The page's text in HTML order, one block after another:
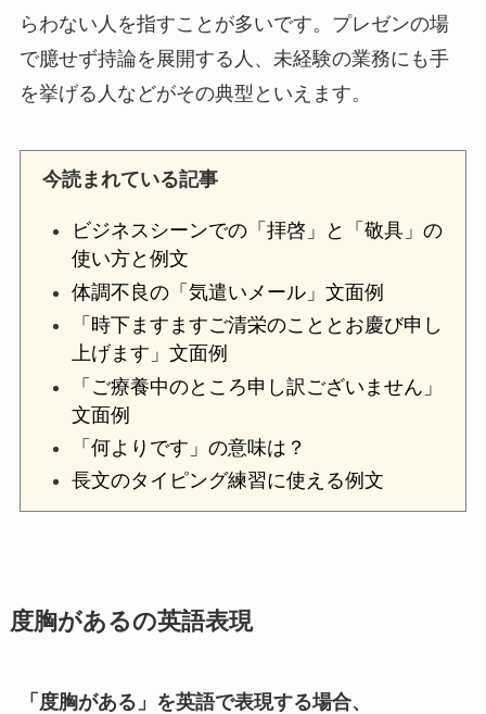
らわない人を指すことが多いです。プレゼンの場
で臆せず持論を展開する人、未経験の業務にも手
を挙げる人などがその典型といえます。
今読まれている記事
ビジネスシーンでの「拝啓」と「敬具」の
使い方と例文
体調不良の「気遣いメール」文面例
「時下ますますご清栄のこととお慶び申し
上げます」文面例
「ご療養中のところ申し訳ございません」
文面例
「何よりです」の意味は？
長文のタイピング練習に使える例文
度胸があるの英語表現
「度胸がある」を英語で表現する場合、